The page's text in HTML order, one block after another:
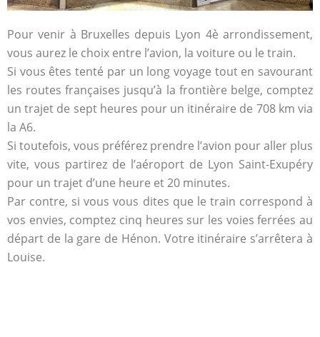
Pour venir à Bruxelles depuis Lyon 4è arrondissement,
vous aurez le choix entre l’avion, la voiture ou le train.
Si vous êtes tenté par un long voyage tout en savourant
les routes françaises jusqu’à la frontière belge, comptez
un trajet de sept heures pour un itinéraire de 708 km via
la A6.
Si toutefois, vous préférez prendre l’avion pour aller plus
vite, vous partirez de l’aéroport de Lyon Saint-Exupéry
pour un trajet d’une heure et 20 minutes.
Par contre, si vous vous dites que le train correspond à
vos envies, comptez cinq heures sur les voies ferrées au
départ de la gare de Hénon. Votre itinéraire s’arrêtera à
Louise.